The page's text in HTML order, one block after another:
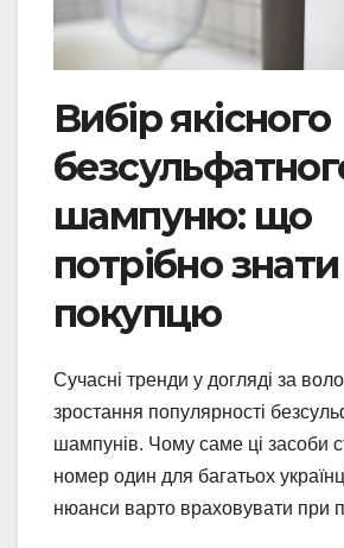
Вибір якісного
шампуню: що
потрібно знати
покупцю
Сучасні тренди у догляді за
зростання популярності
шампунів. Чому саме ці засоби
номер один для багатьох
нюанси варто враховувати при